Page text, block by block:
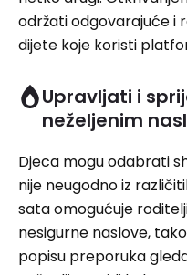
održati odgovarajuće i
dijete koje koristi
Upravljati i
neželjenim
Djeca mogu odabrati
nije neugodno iz
sata omogućuje
nesigurne naslove,
popisu preporuka